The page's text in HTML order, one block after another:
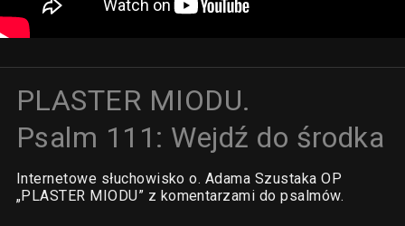
PLASTER MIODU.
Psalm 111: Wejdź do środka
Internetowe słuchowisko o. Adama Szustaka OP
„PLASTER MIODU” z komentarzami do psalmów.